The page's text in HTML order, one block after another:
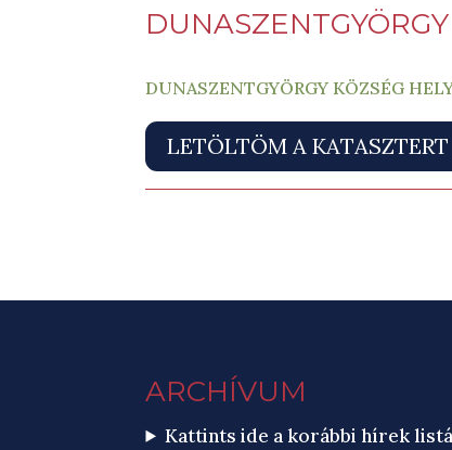
DUNASZENTGYÖRGY KÖZSÉG
LETÖLTÖM A KATASZTERT
ARCHÍVUM
Kattints ide a korábbi hírek